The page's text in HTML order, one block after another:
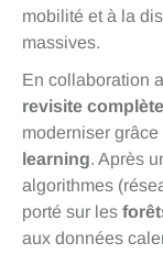
mobilité et à la
massives.
En collaboration
revisite
moderniser
learning. Après
algorithmes
porté sur les
aux données